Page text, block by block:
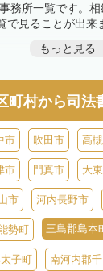
務所一覧です。
見ることが出
もっと見る
町村から司法
市 吹田市 高
市 門真市 大
市 河内長野市
勢町 三島郡島本
子町 南河内郡